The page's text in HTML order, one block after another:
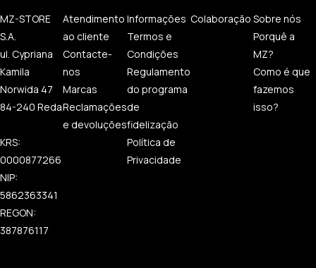
MZ-STORE
S.A.
ul. Cypriana
Kamila
Norwida 47
84-240 Reda
KRS:
0000877266
NIP:
5862363341
REGON:
387876117
Atendimento
ao cliente
Contacte-
nos
Marcas
Reclamações
e devoluções
Informações
Termos e
Condições
Regulamento
do programa
de
fidelização
Política de
Privacidade
Colaboração Sobre nós
Porquê a
MZ?
Como é que
fazemos
isso?